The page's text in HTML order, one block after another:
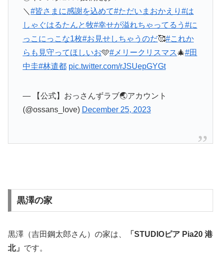
＼ #皆さまに感謝を込めて#ただいまおかえり #は
しゃぐはるたんと牧#幸せが溢れちゃってるう #に
っこにっこな1枚#お見せしちゃうのだ🥰#これか
らも見守ってほしいお🩵#メリークリスマス🎄#田
中圭#林遣都 pic.twitter.com/rJSUepGYGt
— 【公式】おっさんずラブ🌏アカウント
(@ossans_love) December 25, 2023
黒澤の家
黒澤（吉田鋼太郎さん）の家は、
「STUDIOピア Pia20 港
北」 です。